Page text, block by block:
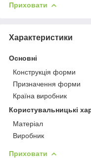
Приховати
Характеристики
Основні
Конструкція форми
Призначення форми
Країна виробник
Користувальницькі
Матеріал
Виробник
Приховати